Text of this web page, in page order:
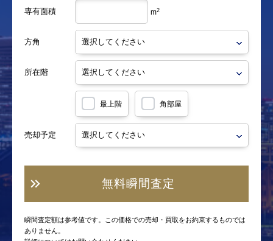
専有面積 m2
方角
所在階
最上階 角部屋
売却予定
無料瞬間査定
瞬間査定額は参考値です。この価格での売却・買取をお約束するものでは
ありません。